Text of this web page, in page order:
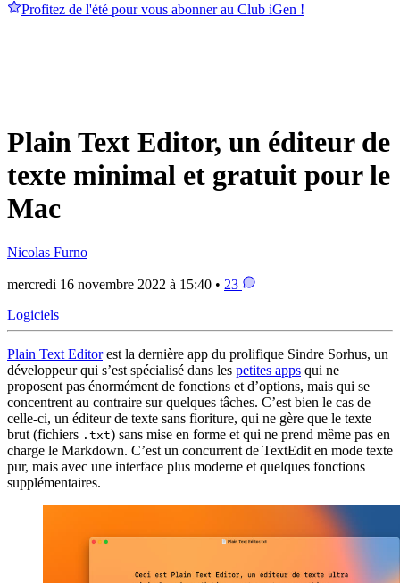
Profitez de l'été pour vous abonner au Club iGen !
Plain Text Editor, un éditeur de
texte minimal et gratuit pour le
Mac
Nicolas Furno
mercredi 16 novembre 2022 à 15:40 • 23
Logiciels
Plain Text Editorest la dernière app du prolifique Sindre Sorhus, un
développeur qui s’est spécialisé dans les petites apps qui ne
proposent pas énormément de fonctions et d’options, mais qui se
concentrent au contraire sur quelques tâches. C’est bien le cas de
celle-ci, un éditeur de texte sans fioriture, qui ne gère que le texte
brut (fichiers .txt) sans mise en forme et qui ne prend même pas en
charge le Markdown. C’est un concurrent de TextEdit en mode texte
pur, mais avec une interface plus moderne et quelques fonctions
supplémentaires.